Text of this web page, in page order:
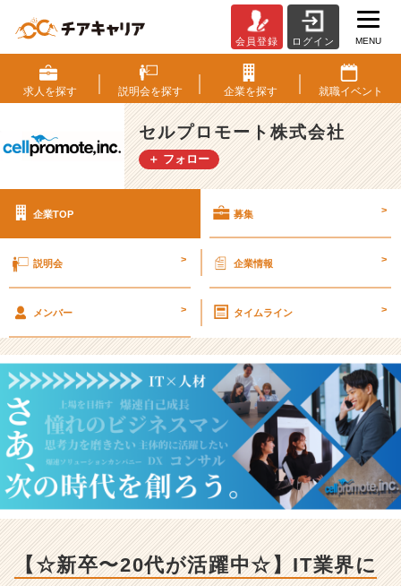
ル
プ
ロ
モ
ー
ト
社
用/
【☆
新
卒〜
2
0
代
が
活
躍
☆】
I
会員登録 ログイン MENU
求人を探す 説明会を探す 企業を探す 就職イベント
セルプロモート株式会社
＋ フォロー
企業TOP 募集 >
説明会 > 企業情報 >
メンバー > タイムライン >
【☆新卒〜20代が活躍中☆】IT業界に